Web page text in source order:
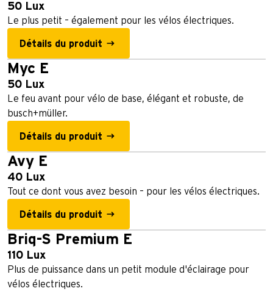
50 Lux
Le plus petit – également pour les vélos électriques.
Détails du produit
Myc E
50 Lux
Le feu avant pour vélo de base, élégant et robuste, de
busch+müller.
Détails du produit
Avy E
40 Lux
Tout ce dont vous avez besoin – pour les vélos électriques.
Détails du produit
Briq-S Premium E
110 Lux
Plus de puissance dans un petit module d'éclairage pour
vélos électriques.